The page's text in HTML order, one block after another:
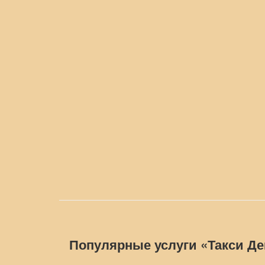
Популярные услуги «Такси